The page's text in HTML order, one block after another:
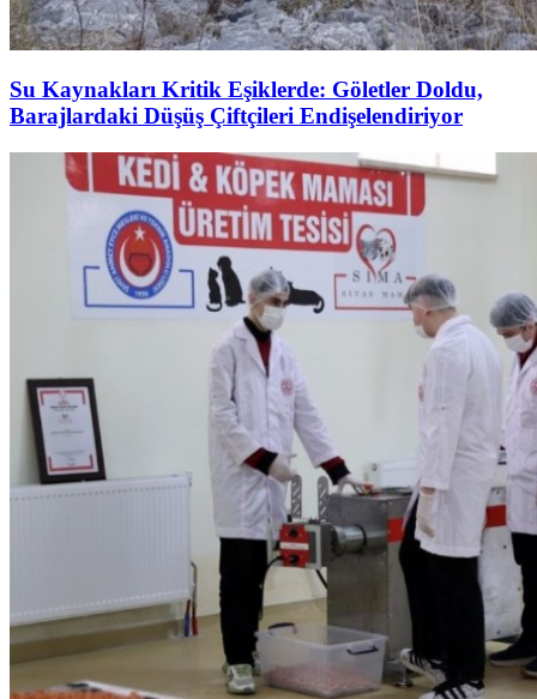
Su Kaynakları Kritik Eşiklerde: Göletler Doldu,
Barajlardaki Düşüş Çiftçileri Endişelendiriyor